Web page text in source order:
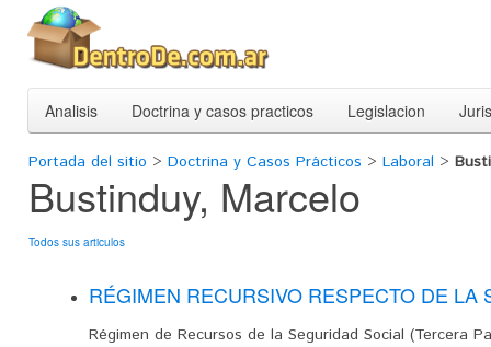
Analisis Doctrina y casos practicos Legislacion
Portada del sitio > Doctrina y Casos Prácticos > Laboral >
Bustinduy, Marcelo
Todos sus articulos
RÉGIMEN RECURSIVO RESPECTO DE LA
Régimen de Recursos de la Seguridad Social (Tercera